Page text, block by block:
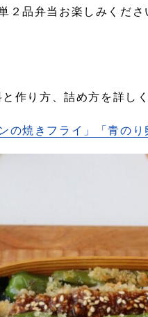
２品弁当お楽しみくださ
作り方、詰め方を詳し
の焼きフライ」「青の